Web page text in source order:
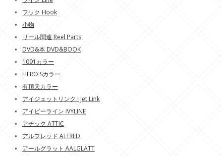
フック Hook
小物
リール関連 Reel Parts
DVD&本 DVD&BOOK
1091カラー
HERO'Sカラー
有頂天カラー
アイジェットリンク i Jet Link
アイビーライン IVYLINE
アチック ATTIC
アルフレッド ALFRED
アールグラット AALGLATT